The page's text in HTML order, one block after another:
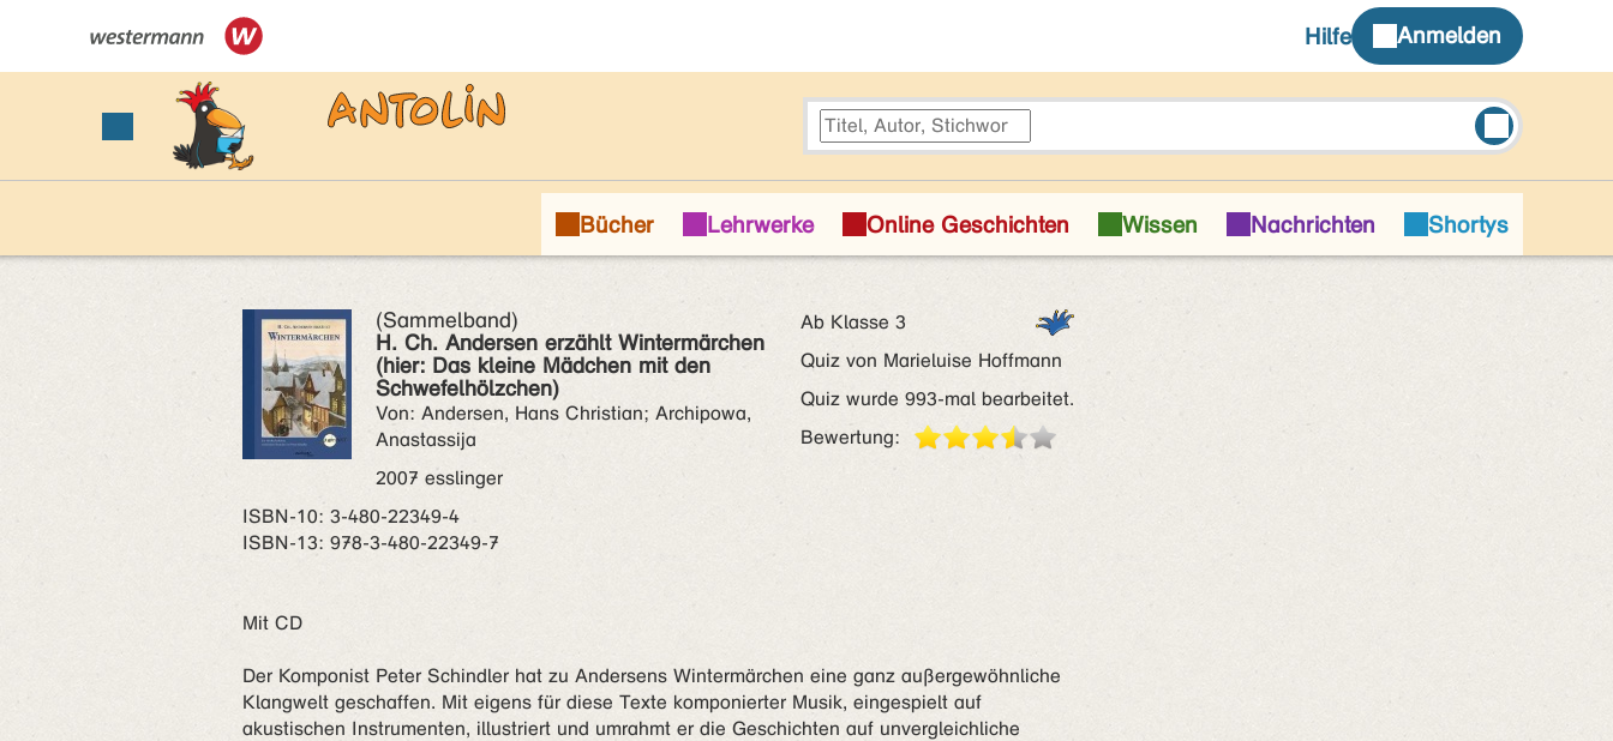
(Sammelband)
H. Ch. Andersen erzählt Wintermärchen
(hier: Das kleine Mädchen mit den
Schwefelhölzchen)
Von: Andersen, Hans Christian; Archipowa,
Anastassija
2007 esslinger
ISBN‑10: 3-480-22349-4
ISBN‑13: 978-3-480-22349-7
Ab Klasse 3
Quiz von Marieluise Hoffmann
Quiz wurde 993-mal bearbeitet.
Bewertung:
Mit CD
Der Komponist Peter Schindler hat zu Andersens Wintermärchen eine ganz außergewöhnliche
Klangwelt geschaffen. Mit eigens für diese Texte komponierter Musik, eingespielt auf
akustischen Instrumenten, illustriert und umrahmt er die Geschichten auf unvergleichliche